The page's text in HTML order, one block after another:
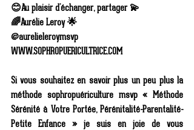
😊Au plaisir d'échanger, partager 💫
🌈Aurélie Leroy 🌟
@aurelieleroymsvp
WWW.SOPHROPUERICULTRICE.COM
Si vous souhaitez en savoir plus un peu plus la
méthode sophropuériculture msvp « Méthode
Sérénité à Votre Portée, Pérénitalité-Parentalité-
Petite Enfance » je suis en joie de vous